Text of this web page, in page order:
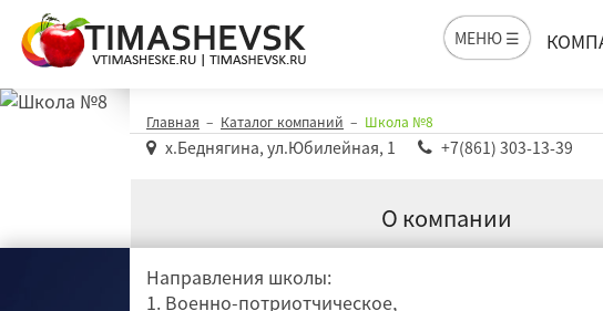
МЕНЮ ☰
Школа №8
Главная Каталог компаний Школа №8
х.Беднягина, ул.Юбилейная, 1 +7(861) 303-13-39
О компании
Направления школы:
1. Военно-потриотчическое,